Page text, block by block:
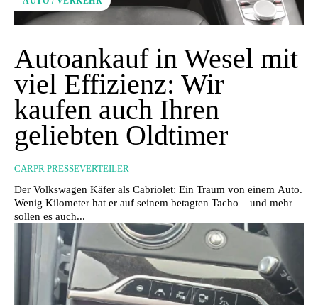
Autoankauf in Wesel mit
viel Effizienz: Wir
kaufen auch Ihren
geliebten Oldtimer
CARPR PRESSEVERTEILER
Der Volkswagen Käfer als Cabriolet: Ein Traum von einem Auto.
Wenig Kilometer hat er auf seinem betagten Tacho – und mehr
sollen es auch...